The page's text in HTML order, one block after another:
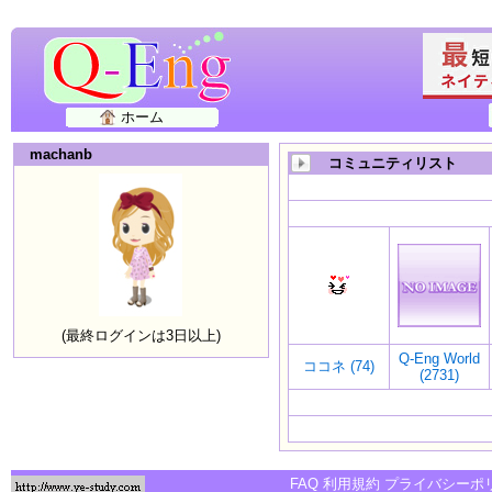
ホーム
machanb
(最終ログインは3日以上)
コミュニティリスト
ココネ (74)
Q-Eng World
(2731)
FAQ 利用規約 プライバシーポ